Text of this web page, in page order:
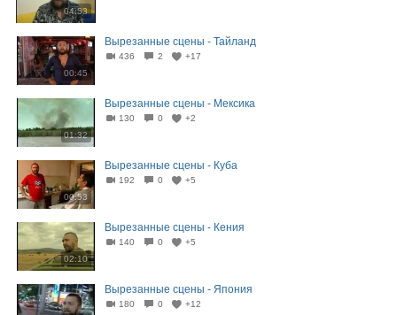
04:53
00:45
Вырезанные сцены - Тайланд
436 2 +17
01:32
Вырезанные сцены - Мексика
130 0 +2
00:53
Вырезанные сцены - Куба
192 0 +5
02:10
Вырезанные сцены - Кения
140 0 +5
Вырезанные сцены - Япония
180 0 +12